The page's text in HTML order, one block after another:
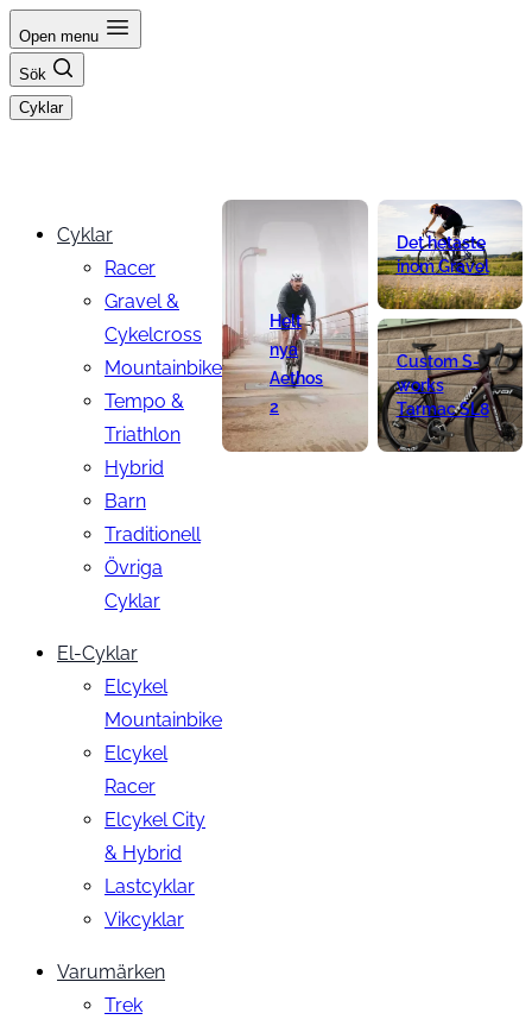
Hoppa
till
innehåll
Open menu
Sök
Cyklar
Cyklar
Racer
Gravel &
Cykelcross
Mountainbike
Tempo &
Triathlon
Hybrid
Barn
Traditionell
Övriga
Cyklar
El-Cyklar
Elcykel
Mountainbike
Elcykel
Racer
Elcykel City
& Hybrid
Lastcyklar
Vikcyklar
Varumärken
Trek
Helt
nya
Aethos
2
Det hetaste
inom Gravel
Custom S-
works
Tarmac SL8